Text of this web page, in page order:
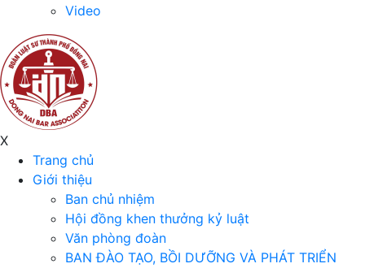
Video
X
Trang chủ
Giới thiệu
Ban chủ nhiệm
Hội đồng khen thưởng kỷ luật
Văn phòng đoàn
BAN ĐÀO TẠO, BỒI DƯỠNG VÀ PHÁT TRIỂN